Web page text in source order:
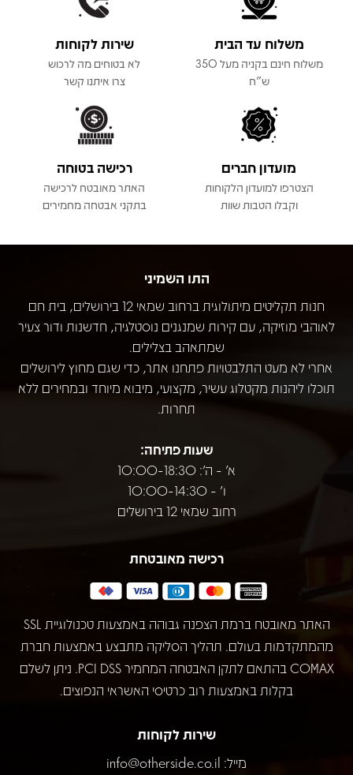
משלוח עד הבית
משלוח חינם בקניה מעל 350
ש"ח
שירות לקוחות
לא בטוחים מה לרכוש
צרו איתנו קשר
מועדון חברים
הצטרפו למועדון הלקוחות
וקבלו הטבות שוות
רכישה בטוחה
האתר מאובטח לרכישה
בתקני אבטחה מחמירים
התו השמיני
חנות תקליטים מיתולוגית ברחוב שמאי 12 בירושלים, בית חם
לאוהבי מוזיקה, עם קירות שמנגנים נוסטלגיה, חדשנות ודור צעיר
שמתאהב בצלילים.
אחרי לא מעט התלבטויות פתחנו אתר, כדי שגם מחוץ לירושלים
תוכלו ליהנות מקטלוג עשיר, מקצועי, מיבוא מיוחד ובמחירים ללא
תחרות.
שעות פתיחה:
א' - ה': 10:00-18:30
ו' - 10:00-14:30
רחוב שמאי 12 בירושלים
רכישה מאובטחת
האתר מאובטח ברמת הצפנה גבוהה באמצעות טכנולוגיית SSL
מהמתקדמות בעולם. תהליך הסליקה מתבצע באמצעות חברת
COMAX בהתאם לתקן האבטחה המחמיר PCI DSS. ניתן לשלם
בקלות באמצעות רוב כרטיסי האשראי הנפוצים.
שירות לקוחות
מייל: info@otherside.co.il